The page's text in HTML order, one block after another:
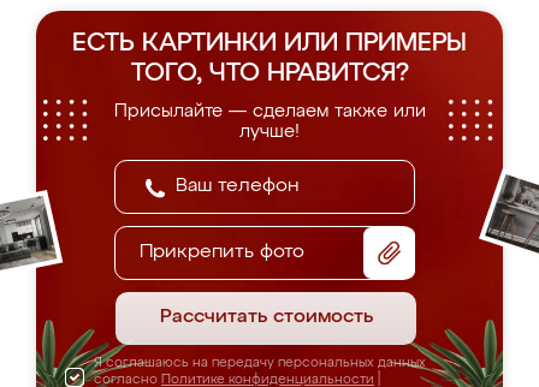
ЕСТЬ КАРТИНКИ ИЛИ ПРИМЕРЫ
ТОГО, ЧТО НРАВИТСЯ?
Присылайте — сделаем также или
лучше!
Прикрепить фото
Рассчитать стоимость
Я соглашаюсь на передачу персональных данных
согласно Политике конфиденциальности